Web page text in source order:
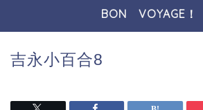
BON VOYAGE！
吉永小百合8